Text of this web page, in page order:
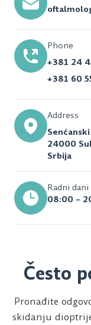
Phone
+381 24
+381 60
Address
24000
Srbija
Radni dani
08:00 –
Često
Pronađite
skidanju